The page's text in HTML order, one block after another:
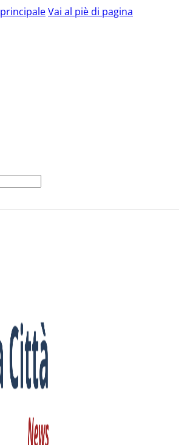
Vai al piè di pagina